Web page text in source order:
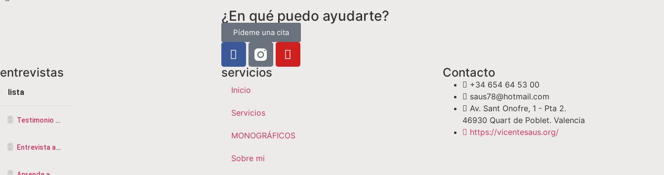
¿En qué puedo ayudarte?
Pídeme una cita
entrevistas
lista
Testimonio de la CRISIS más profunda a ser TERAPEUTA
Entrevista a Vicente Saus, terapeuta de Diksha, rebirthing y masajista en Valencia
servicios
Inicio
Servicios
MONOGRÁFICOS
Sobre mi
Contacto
+34 654 64 53 00
saus78@hotmail.com
Av. Sant Onofre, 1 - Pta 2.
46930 Quart de Poblet. Valencia
https://vicentesaus.org/